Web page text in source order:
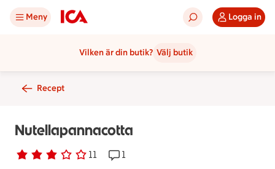
Meny Logga in
Vilken är din butik? Välj butik
Recept
Nutellapannacotta
Betyg 2.8 av 5. 11
11 personer har röstatReceptet har 1 kommentarer
1